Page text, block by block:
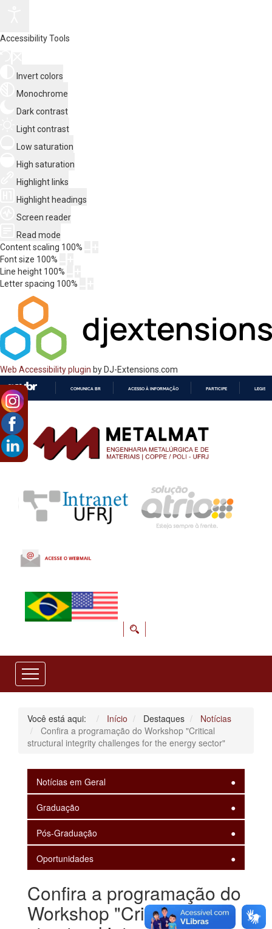
Accessibility Tools
Invert colors
Monochrome
Dark contrast
Light contrast
Low saturation
High saturation
Highlight links
Highlight headings
Screen reader
Read mode
Content scaling 100%
Font size 100%
Line height 100%
Letter spacing 100%
Web Accessibility plugin by DJ-Extensions.com
CONTEÚDO
COMUNICA BR ACESSO À INFORMAÇÃO PARTICIPE
Você está aqui: Início Destaques
Notícias
Confira a programação do Workshop "Critical
structural integrity challenges for the energy sector"
Notícias em Geral
Graduação
Pós-Graduação
Oportunidades
Confira a programação do
Workshop "Critical